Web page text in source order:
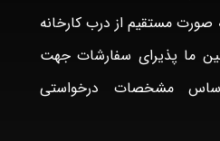
صورت مستقیم از درب کارخانه
ما پذیرای سفارشات جهت
مشخصات درخواستی